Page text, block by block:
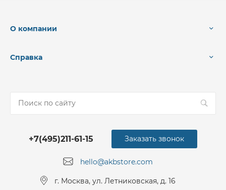
О компании
Справка
+7(495)211-61-15
hello@akbstore.com
Заказать звонок
г. Москва, ул. Летниковская, д. 16